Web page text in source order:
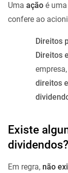
Uma ação é
confere ao
Direitos
Direitos
direitos
Existe
dividendos?
Em regra, não